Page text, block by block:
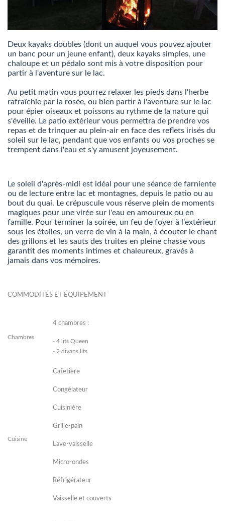
Deux kayaks doubles (dont un auquel vous pouvez ajouter
un banc pour un jeune enfant), deux kayaks simples, une
chaloupe et un pédalo sont mis à votre disposition pour
partir à l'aventure sur le lac.
Au petit matin vous pourrez relaxer les pieds dans l'herbe
rafraîchie par la rosée, ou bien partir à l'aventure sur le lac
pour épier oiseaux et poissons au rythme de la nature qui
s'éveille. Le patio extérieur vous permettra de prendre vos
repas et de trinquer au plein-air en face des reflets irisés du
soleil sur le lac, pendant que vos enfants ou vos proches se
trempent dans l'eau et s'y amusent joyeusement.
Le soleil d'après-midi est idéal pour une séance de farniente
ou de lecture entre lac et montagnes, depuis le patio ou au
bout du quai. Le crépuscule vous réserve plein de moments
magiques pour une virée sur l'eau en amoureux ou en
famille. Pour terminer la soirée, un feu de foyer à l'extérieur
sous les étoiles, un verre de vin à la main, à écouter le chant
des grillons et les sauts des truites en pleine chasse vous
garantit des moments intimes et chaleureux, gravés à
jamais dans vos mémoires.
COMMODITÉS ET ÉQUIPEMENT
Chambres
4 chambres :
- 4 lits Queen
- 2 divans lits
Cuisine
Cafetière
Congélateur
Cuisinière
Grille-pain
Lave-vaisselle
Micro-ondes
Réfrigérateur
Vaisselle et couverts